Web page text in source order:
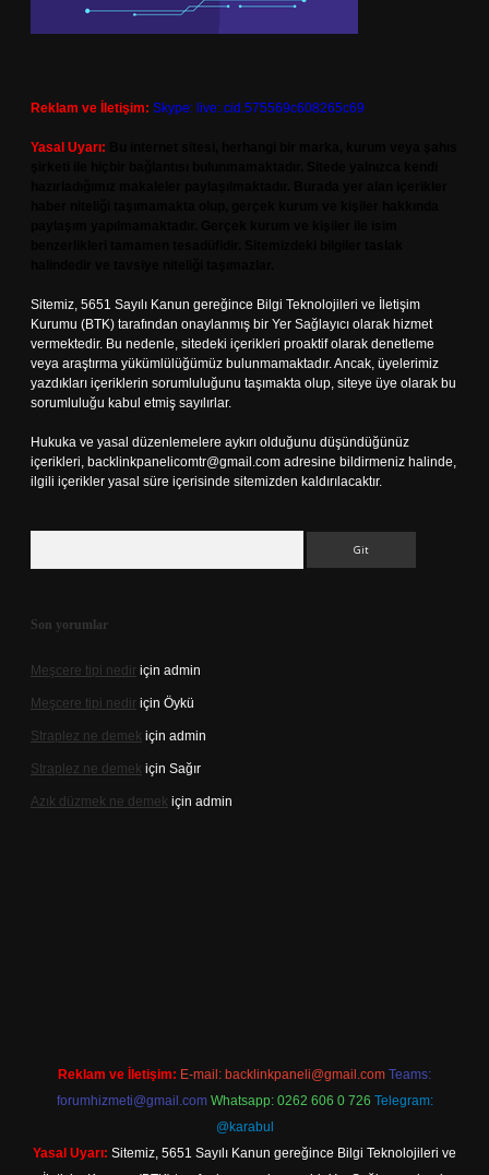
Reklam ve İletişim: Skype: live:.cid.575569c608265c69
Yasal Uyarı:
Sitemiz, 5651 Sayılı Kanun gereğince Bilgi Teknolojileri ve İletişim
Kurumu (BTK) tarafından onaylanmış bir Yer Sağlayıcı olarak hizmet
vermektedir. Bu nedenle, sitedeki içerikleri proaktif olarak denetleme
veya araştırma yükümlülüğümüz bulunmamaktadır. Ancak, üyelerimiz
yazdıkları içeriklerin sorumluluğunu taşımakta olup, siteye üye olarak bu
sorumluluğu kabul etmiş sayılırlar.
Hukuka ve yasal düzenlemelere aykırı olduğunu düşündüğünüz
içerikleri, backlinkpanelicomtr@gmail.com adresine bildirmeniz halinde,
ilgili içerikler yasal süre içerisinde sitemizden kaldırılacaktır.
Son yorumlar
Meşcere tipi nedir için admin
Meşcere tipi nedir için Öykü
Straplez ne demek için admin
Straplez ne demek için Sağır
Azık düzmek ne demek için admin
Reklam ve İletişim: E-mail: backlinkpaneli@gmail.com Teams:
forumhizmeti@gmail.com Whatsapp: 0262 606 0 726 Telegram:
@karabul
Yasal Uyarı: Sitemiz, 5651 Sayılı Kanun gereğince Bilgi Teknolojileri ve